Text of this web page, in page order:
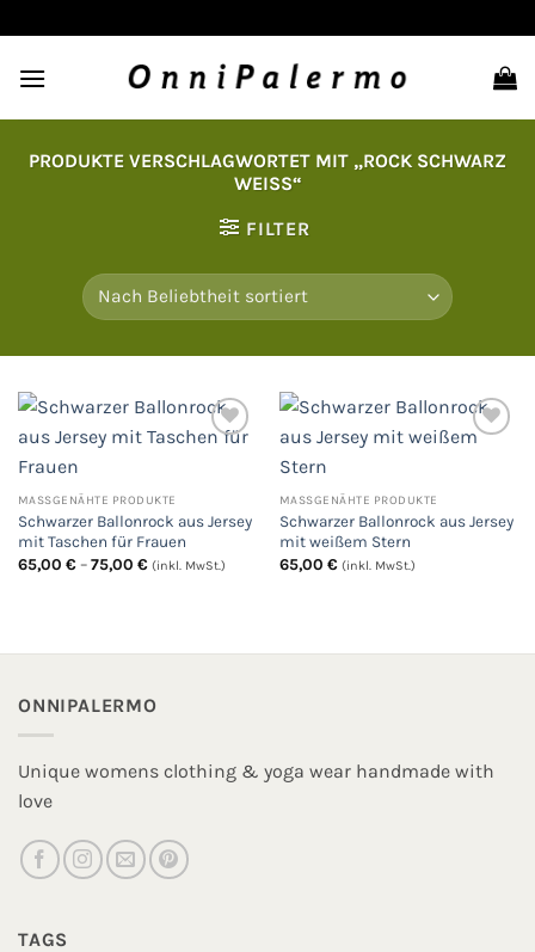
Inhalt
springen
PRODUKTE VERSCHLAGWORTET MIT „ROCK SCHWARZ
WEISS“
FILTER
MASSGENÄHTE PRODUKTE
Schwarzer Ballonrock aus Jersey
mit Taschen für Frauen
65,00 € – 75,00 €Preisspanne:
(inkl. MwSt.)
MASSGENÄHTE PRODUKTE
Schwarzer Ballonrock aus Jersey
mit weißem Stern
65,00 € (inkl. MwSt.)
ONNIPALERMO
Unique womens clothing & yoga wear handmade with
love
TAGS